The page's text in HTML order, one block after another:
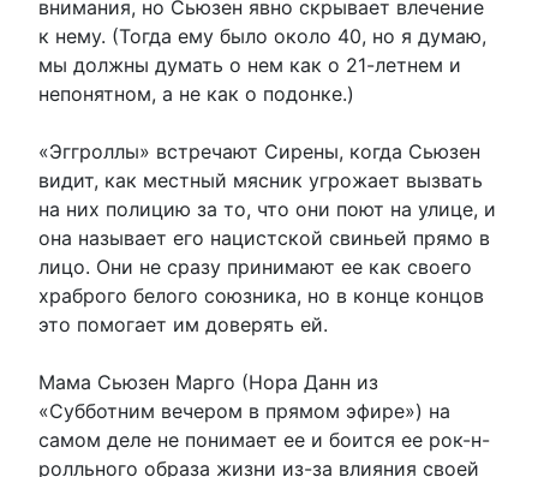
внимания, но Сьюзен явно скрывает влечение
к нему. (Тогда ему было около 40, но я думаю,
мы должны думать о нем как о 21-летнем и
непонятном, а не как о подонке.)
«Эггроллы» встречают Сирены, когда Сьюзен
видит, как местный мясник угрожает вызвать
на них полицию за то, что они поют на улице, и
она называет его нацистской свиньей прямо в
лицо. Они не сразу принимают ее как своего
храброго белого союзника, но в конце концов
это помогает им доверять ей.
Мама Сьюзен Марго (Нора Данн из
«Субботним вечером в прямом эфире») на
самом деле не понимает ее и боится ее рок-н-
ролльного образа жизни из-за влияния своей